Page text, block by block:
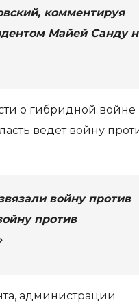
комментируя
Майей Санду
о гибридной
ведет войну
войну против
против
администрации